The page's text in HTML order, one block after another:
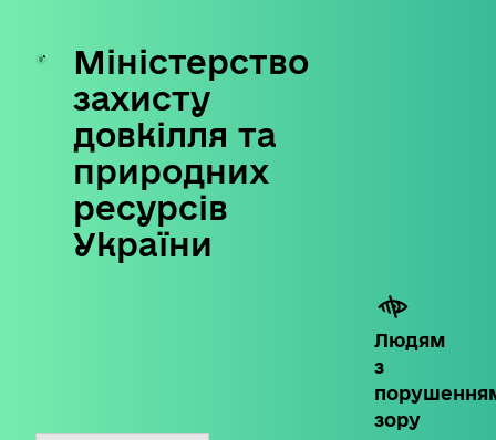
Skip
content
Міністерство
захисту
довкілля та
природних
ресурсів
України
Людям
з
зору